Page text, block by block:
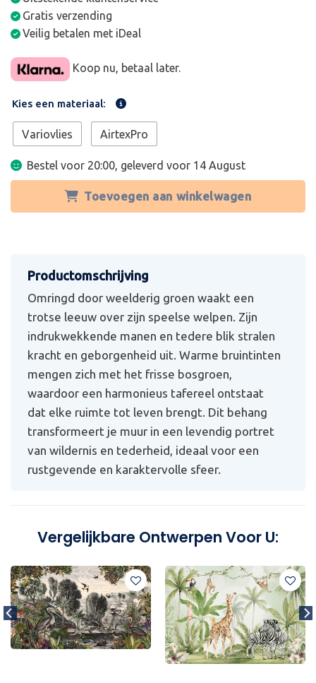
Gratis verzending
Veilig betalen met iDeal
Koop nu, betaal later.
Kies een materiaal:
Variovlies AirtexPro
Bestel voor 20:00, geleverd voor 14 August
Toevoegen aan winkelwagen
Omringd door weelderig groen waakt een
trotse leeuw over zijn speelse welpen. Zijn
indrukwekkende manen en tedere blik stralen
kracht en geborgenheid uit. Warme bruintinten
mengen zich met het frisse bosgroen,
waardoor een harmonieus tafereel ontstaat
dat elke ruimte tot leven brengt. Dit behang
transformeert je muur in een levendig portret
van wildernis en tederheid, ideaal voor een
rustgevende en karaktervolle sfeer.
Vergelijkbare Ontwerpen Voor U: